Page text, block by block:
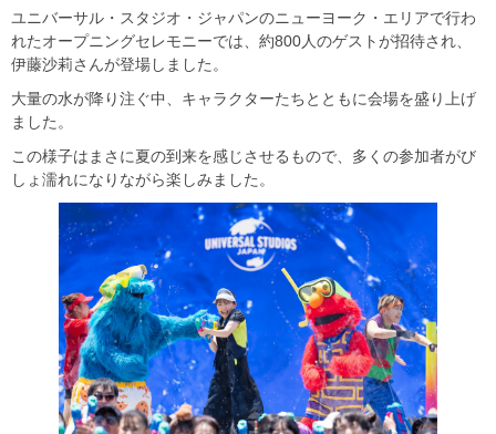
ユニバーサル・スタジオ・ジャパンのニューヨーク・エリアで行わ
れたオープニングセレモニーでは、約800人のゲストが招待され、
伊藤沙莉さんが登場しました。
大量の水が降り注ぐ中、キャラクターたちとともに会場を盛り上げ
ました。
この様子はまさに夏の到来を感じさせるもので、多くの参加者がび
しょ濡れになりながら楽しみました。